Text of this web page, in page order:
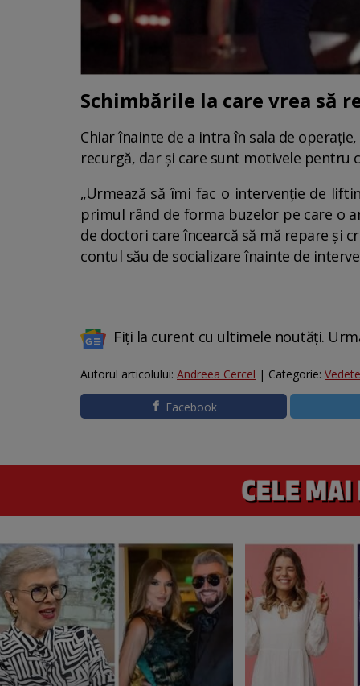
Schimbările la care vrea să
Chiar înainte de a intra în sala de
recurgă, dar și care sunt motivele pentru
„Urmează să îmi fac o intervenție de
primul rând de forma buzelor pe care o
de doctori care încearcă să mă repare și
contul său de socializare înainte de
Fiți la curent cu ultimele noutăți.
Autorul articolului: Andreea Cercel | Categorie: Vedete
Facebook